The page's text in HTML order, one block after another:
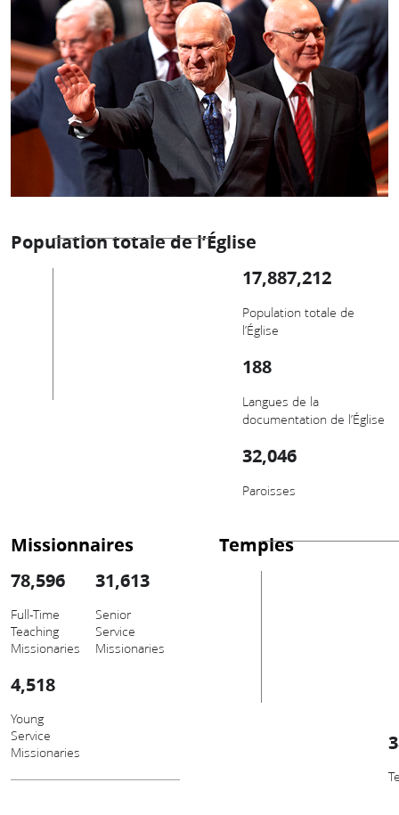
Population totale de l’Église
17,887,212
Population totale de
l’Église
188
Langues de la
documentation de l’Église
32,046
Paroisses
Missionnaires
78,596
Full-Time
Teaching
Missionaries
31,613
Senior
Service
Missionaries
4,518
Young
Service
Missionaries
Temples